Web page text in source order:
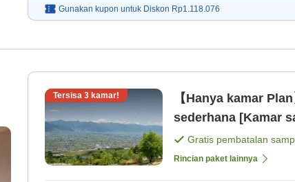
Gunakan kupon untuk Diskon Rp1.118.076
Tersisa 3 kamar!
【Hanya kamar
sederhana [Kamar
Gratis pembatalan
Rincian paket lainnya